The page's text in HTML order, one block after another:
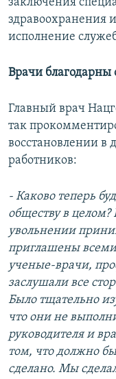
заключения
здравоохранения
исполнение
Врачи благодарны
Главный врач
так
восстановлении в
работников:
- Каково теперь
обществу в
увольнении
приглашены
ученые-врачи,
заслушали все
Было тщательно
что они не
руководителя и
том, что должно
сделано. Мы